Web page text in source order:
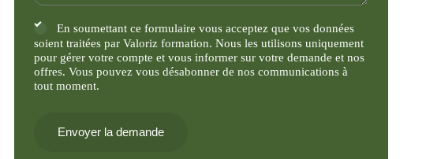
En soumettant ce formulaire vous acceptez que vos données
soient traitées par Valoriz formation. Nous les utilisons uniquement
pour gérer votre compte et vous informer sur votre demande et nos
offres. Vous pouvez vous désabonner de nos communications à
tout moment.
Envoyer la demande